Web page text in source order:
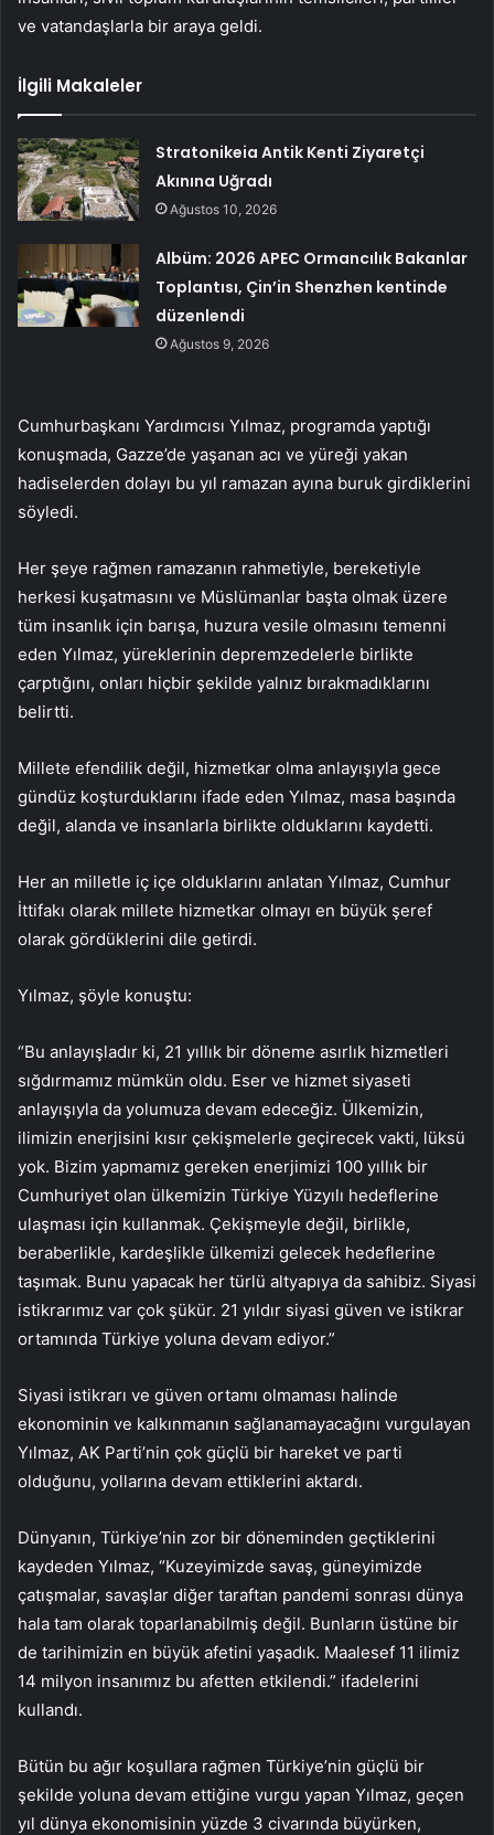
ve vatandaşlarla bir araya geldi.
İlgili Makaleler
Stratonikeia Antik Kenti Ziyaretçi
Akınına Uğradı
Ağustos 10, 2026
Albüm: 2026 APEC Ormancılık Bakanlar
Toplantısı, Çin’in Shenzhen kentinde
düzenlendi
Ağustos 9, 2026
Cumhurbaşkanı Yardımcısı Yılmaz, programda yaptığı
konuşmada, Gazze’de yaşanan acı ve yüreği yakan
hadiselerden dolayı bu yıl ramazan ayına buruk girdiklerini
söyledi.
Her şeye rağmen ramazanın rahmetiyle, bereketiyle
herkesi kuşatmasını ve Müslümanlar başta olmak üzere
tüm insanlık için barışa, huzura vesile olmasını temenni
eden Yılmaz, yüreklerinin depremzedelerle birlikte
çarptığını, onları hiçbir şekilde yalnız bırakmadıklarını
belirtti.
Millete efendilik değil, hizmetkar olma anlayışıyla gece
gündüz koşturduklarını ifade eden Yılmaz, masa başında
değil, alanda ve insanlarla birlikte olduklarını kaydetti.
Her an milletle iç içe olduklarını anlatan Yılmaz, Cumhur
İttifakı olarak millete hizmetkar olmayı en büyük şeref
olarak gördüklerini dile getirdi.
Yılmaz, şöyle konuştu:
“Bu anlayışladır ki, 21 yıllık bir döneme asırlık hizmetleri
sığdırmamız mümkün oldu. Eser ve hizmet siyaseti
anlayışıyla da yolumuza devam edeceğiz. Ülkemizin,
ilimizin enerjisini kısır çekişmelerle geçirecek vakti, lüksü
yok. Bizim yapmamız gereken enerjimizi 100 yıllık bir
Cumhuriyet olan ülkemizin Türkiye Yüzyılı hedeflerine
ulaşması için kullanmak. Çekişmeyle değil, birlikle,
beraberlikle, kardeşlikle ülkemizi gelecek hedeflerine
taşımak. Bunu yapacak her türlü altyapıya da sahibiz. Siyasi
istikrarımız var çok şükür. 21 yıldır siyasi güven ve istikrar
ortamında Türkiye yoluna devam ediyor.”
Siyasi istikrarı ve güven ortamı olmaması halinde
ekonominin ve kalkınmanın sağlanamayacağını vurgulayan
Yılmaz, AK Parti’nin çok güçlü bir hareket ve parti
olduğunu, yollarına devam ettiklerini aktardı.
Dünyanın, Türkiye’nin zor bir döneminden geçtiklerini
kaydeden Yılmaz, “Kuzeyimizde savaş, güneyimizde
çatışmalar, savaşlar diğer taraftan pandemi sonrası dünya
hala tam olarak toparlanabilmiş değil. Bunların üstüne bir
de tarihimizin en büyük afetini yaşadık. Maalesef 11 ilimiz
14 milyon insanımız bu afetten etkilendi.” ifadelerini
kullandı.
Bütün bu ağır koşullara rağmen Türkiye’nin güçlü bir
şekilde yoluna devam ettiğine vurgu yapan Yılmaz, geçen
yıl dünya ekonomisinin yüzde 3 civarında büyürken,